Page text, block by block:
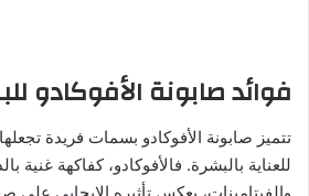
فوائد صابونة الأفوكادو
تتميز صابونة الأفوكادو بسمات فريدة
للعناية بالبشرة. فالأفوكادو، كفاكهة غنية
والفيتامينات، يعكس تأثيره الإيجابي على